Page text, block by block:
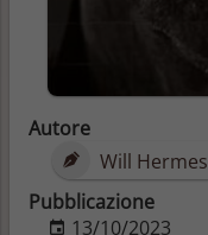
Autore
Will Hermes
Pubblicazione
13/10/2023